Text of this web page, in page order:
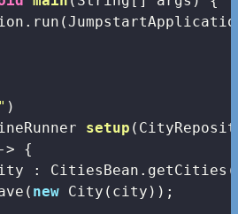
)
setup
> {
:
new City(city));